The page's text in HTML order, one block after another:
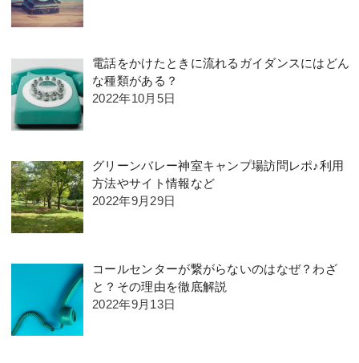
電話をかけたときに流れるガイダンスにはどん
な種類がある？
2022年10月5日
グリーンバレー神室キャンプ場訪問レポ♪利用
方法やサイト情報など
2022年9月29日
コールセンターが繋がらないのはなぜ？わざ
と？その理由を徹底解説
2022年9月13日